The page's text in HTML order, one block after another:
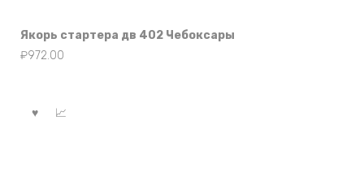
Якорь стартера дв 402 Чебоксары
₽972.00